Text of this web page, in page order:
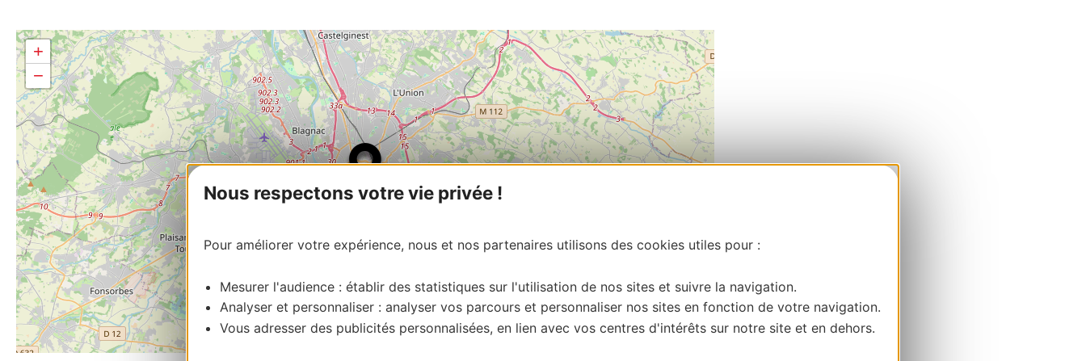
Nous respectons votre vie privée !
Pour améliorer votre expérience, nous et nos partenaires utilisons des cookies utiles pour :
Mesurer l'audience : établir des statistiques sur l'utilisation de nos sites et suivre la navigation.
Analyser et personnaliser : analyser vos parcours et personnaliser nos sites en fonction de votre navigation.
Vous adresser des publicités personnalisées, en lien avec vos centres d'intérêts sur notre site et en dehors.
+
−